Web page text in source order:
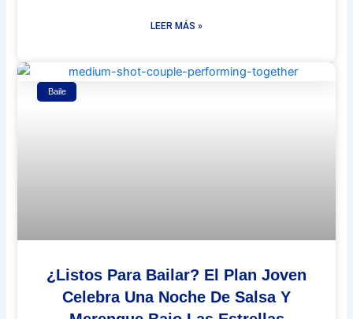
LEER MÁS »
Baile
¿Listos Para Bailar? El Plan Joven
Celebra Una Noche De Salsa Y